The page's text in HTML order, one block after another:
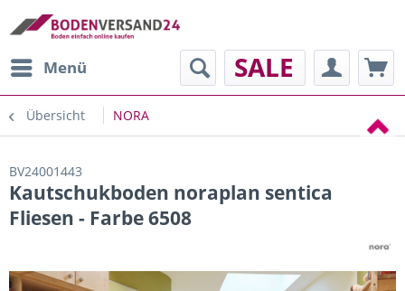
Menü SALE
Übersicht NORA
BV24001443
Kautschukboden noraplan sentica
Fliesen - Farbe 6508